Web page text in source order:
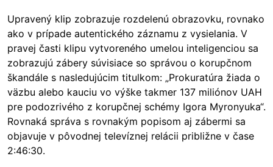
Upravený klip zobrazuje rozdelenú obrazovku, rovnako
ako v prípade autentického záznamu z vysielania. V
pravej časti klipu vytvoreného umelou inteligenciou sa
zobrazujú zábery súvisiace so správou o korupčnom
škandále s nasledujúcim titulkom: „Prokuratúra žiada o
väzbu alebo kauciu vo výške takmer 137 miliónov UAH
pre podozrivého z korupčnej schémy Igora Myronyuka“.
Rovnaká správa s rovnakým popisom aj zábermi sa
objavuje v pôvodnej televíznej relácii približne v čase
2:46:30.